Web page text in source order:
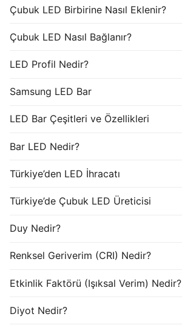
Çubuk LED Birbirine Nasıl Eklenir?
Çubuk LED Nasıl Bağlanır?
LED Profil Nedir?
Samsung LED Bar
LED Bar Çeşitleri ve Özellikleri
Bar LED Nedir?
Türkiye’den LED İhracatı
Türkiye’de Çubuk LED Üreticisi
Duy Nedir?
Renksel Geriverim (CRI) Nedir?
Etkinlik Faktörü (Işıksal Verim) Nedir?
Diyot Nedir?